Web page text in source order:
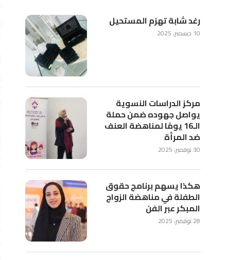
رغد شابة تهزم المستحيل
10 ديسمبر، 2025
مركز الدراسات النسوية
يواصل جهوده ضمن حملة
الـ16 يومًا لمناهضة العنف
ضد المرأة
30 نوفمبر، 2025
هكذا يسهم برنامج حقوق
الطفلة في مناهضة الزواج
المبكر عبر الفن
28 نوفمبر، 2025